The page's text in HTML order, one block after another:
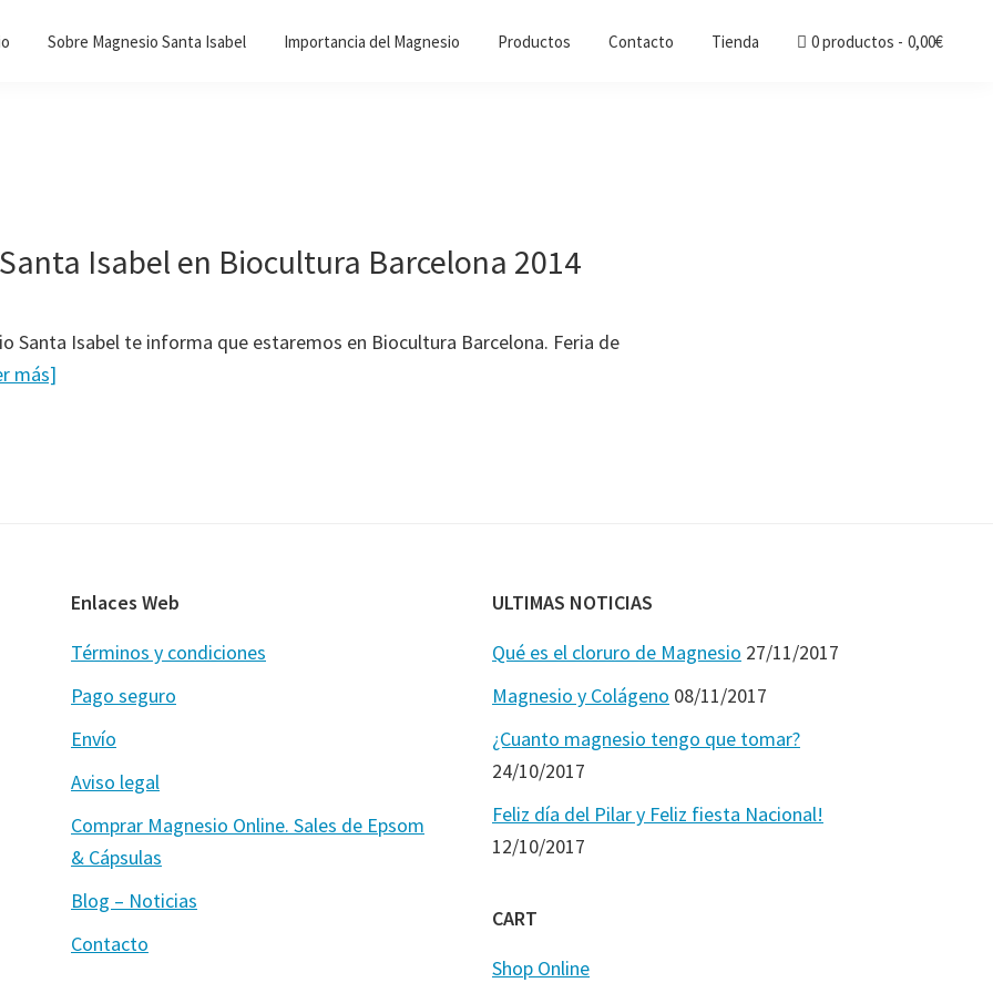
Sobre Magnesio Santa Isabel Importancia del Magnesio Productos Contacto Tienda 0 productos 0,00€
Isabel en Biocultura Barcelona 2014
Santa Isabel te informa que estaremos en Biocultura Barcelona. Feria de
más]
Enlaces Web
Términos y condiciones
Pago seguro
Envío
Aviso legal
Comprar Magnesio Online. Sales de Epsom
& Cápsulas
Blog – Noticias
Contacto
ULTIMAS NOTICIAS
Qué es el cloruro de Magnesio 27/11/2017
Magnesio y Colágeno 08/11/2017
¿Cuanto magnesio tengo que tomar?
24/10/2017
Feliz día del Pilar y Feliz fiesta Nacional!
12/10/2017
CART
Shop Online